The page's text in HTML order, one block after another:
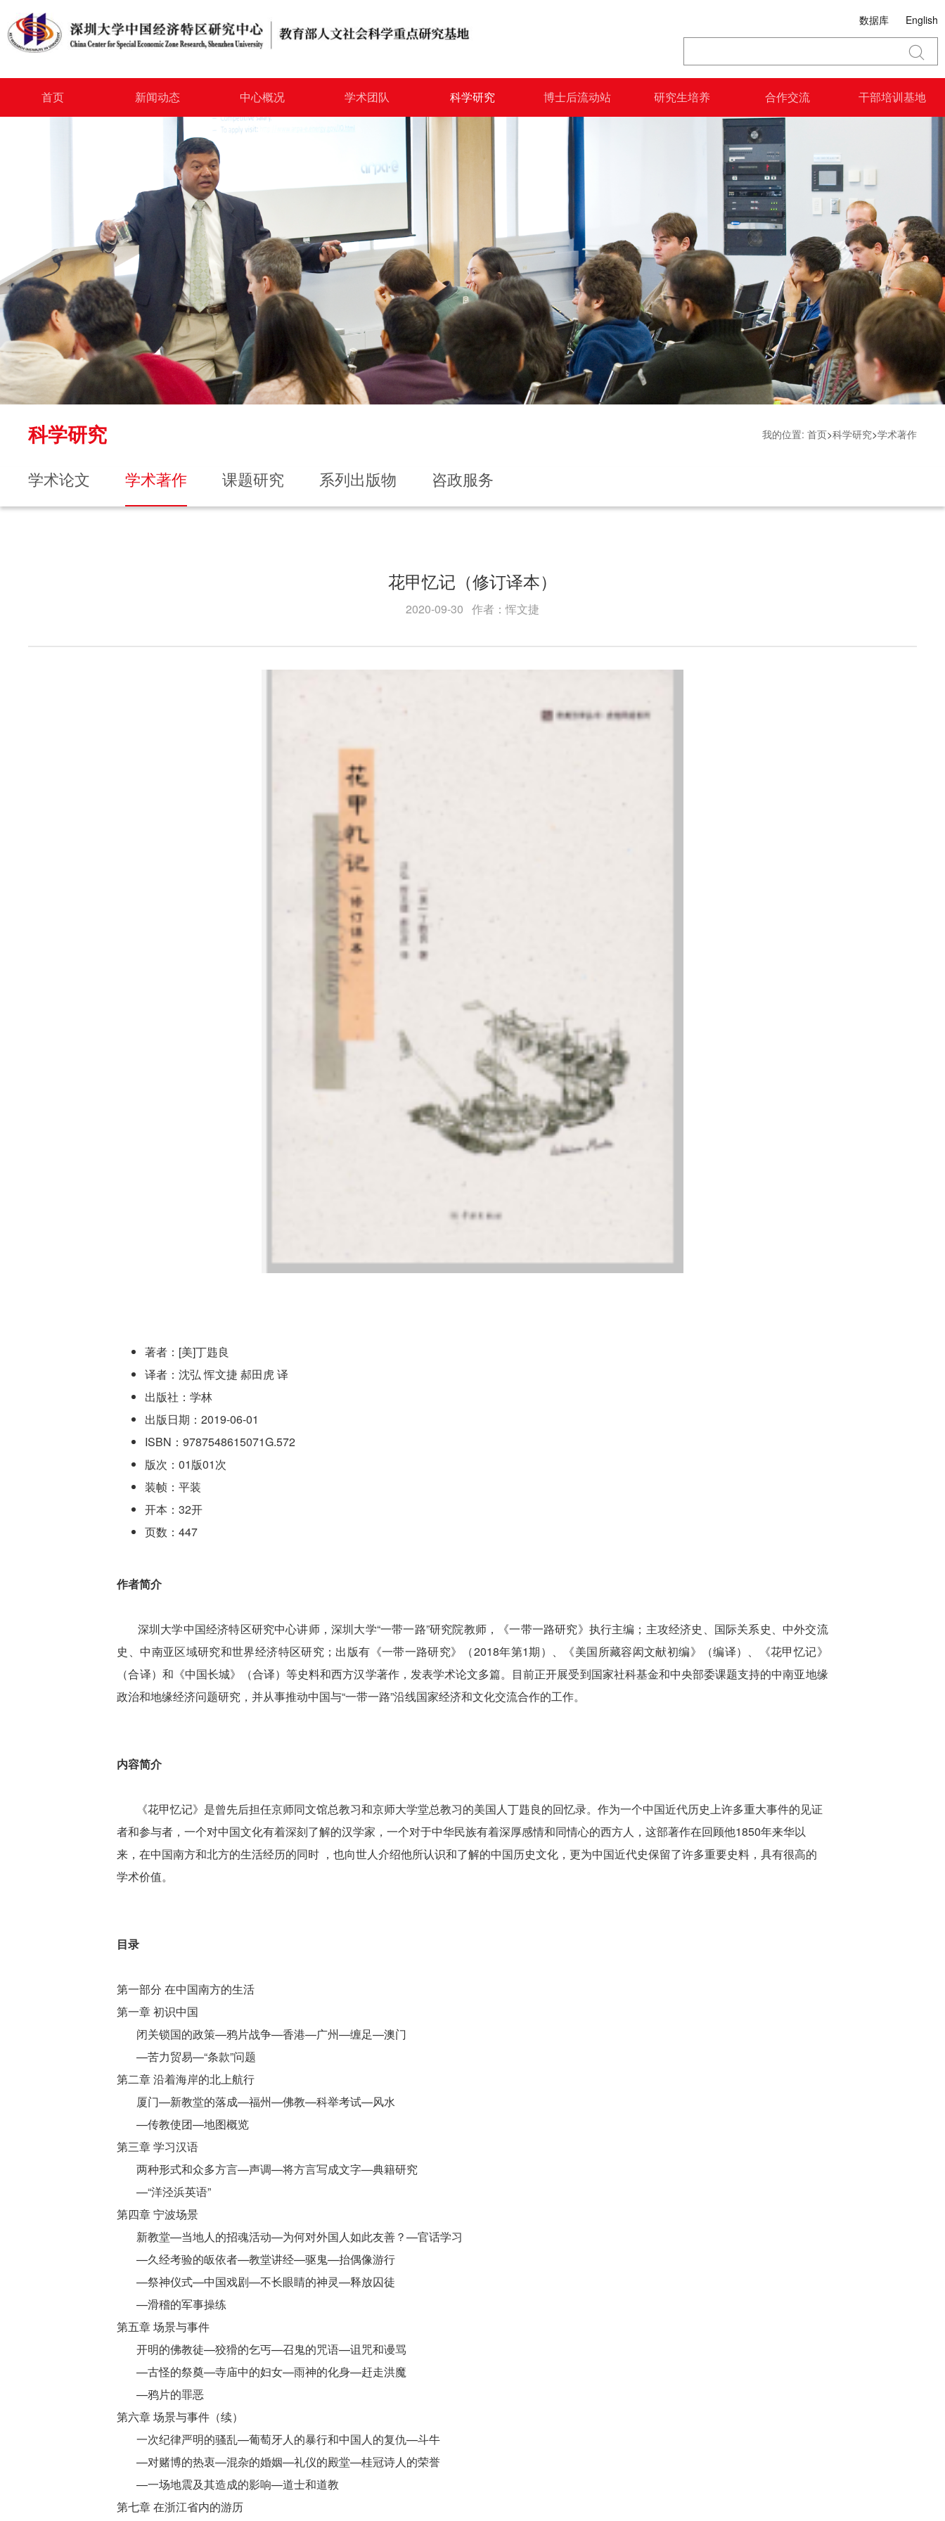
数据库 English
首页 新闻动态 中心概况 学术团队 科学研究 博士后流动站 研究生培养 合作交流 干部培训基地
科学研究 我的位置: 首页>科学研究>学术著作
学术论文 学术著作 课题研究 系列出版物 咨政服务
花甲忆记（修订译本）
2020-09-30 作者：恽文捷
著者：[美]丁韪良
译者：沈弘 恽文捷 郝田虎 译
出版社：学林
出版日期：2019-06-01
ISBN：9787548615071G.572
版次：01版01次
装帧：平装
开本：32开
页数：447
作者简介
深圳大学中国经济特区研究中心讲师，深圳大学“一带一路”研究院教师，《一带一路研究》执行主编；主攻经济史、国际关系史、中外交流
史、中南亚区域研究和世界经济特区研究；出版有《一带一路研究》（2018年第1期）、《美国所藏容闳文献初编》（编译）、《花甲忆记》
（合译）和《中国长城》（合译）等史料和西方汉学著作，发表学术论文多篇。目前正开展受到国家社科基金和中央部委课题支持的中南亚地缘
政治和地缘经济问题研究，并从事推动中国与“一带一路”沿线国家经济和文化交流合作的工作。
内容简介
《花甲忆记》是曾先后担任京师同文馆总教习和京师大学堂总教习的美国人丁韪良的回忆录。作为一个中国近代历史上许多重大事件的见证
者和参与者，一个对中国文化有着深刻了解的汉学家，一个对于中华民族有着深厚感情和同情心的西方人，这部著作在回顾他1850年来华以
来，在中国南方和北方的生活经历的同时 ，也向世人介绍他所认识和了解的中国历史文化，更为中国近代史保留了许多重要史料，具有很高的
学术价值。
目录
第一部分 在中国南方的生活
第一章 初识中国
闭关锁国的政策—鸦片战争—香港—广州—缠足—澳门
—苦力贸易—“条款”问题
第二章 沿着海岸的北上航行
厦门—新教堂的落成—福州—佛教—科举考试—风水
—传教使团—地图概览
第三章 学习汉语
两种形式和众多方言—声调—将方言写成文字—典籍研究
—“洋泾浜英语”
第四章 宁波场景
新教堂—当地人的招魂活动—为何对外国人如此友善？—官话学习
—久经考验的皈依者—教堂讲经—驱鬼—抬偶像游行
—祭神仪式—中国戏剧—不长眼睛的神灵—释放囚徒
—滑稽的军事操练
第五章 场景与事件
开明的佛教徒—狡猾的乞丐—召鬼的咒语—诅咒和谩骂
—古怪的祭奠—寺庙中的妇女—雨神的化身—赶走洪魔
—鸦片的罪恶
第六章 场景与事件（续）
一次纪律严明的骚乱—葡萄牙人的暴行和中国人的复仇—斗牛
—对赌博的热衷—混杂的婚姻—礼仪的殿堂—桂冠诗人的荣誉
—一场地震及其造成的影响—道士和道教
第七章 在浙江省内的游历